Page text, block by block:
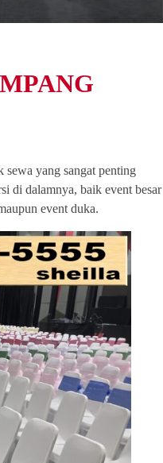
sewa yang sangat penting
di dalamnya, baik event besar
event duka.